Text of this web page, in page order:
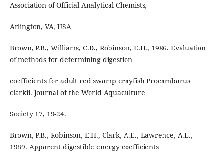
Association of Official Analytical Chemists,
Arlington, VA, USA
Brown, P.B., Williams, C.D., Robinson, E.H., 1986. Evaluation
of methods for determining digestion
coefficients for adult red swamp crayfish Procambarus
clarkii. Journal of the World Aquaculture
Society 17, 19-24.
Brown, P.B., Robinson, E.H., Clark, A.E., Lawrence, A.L.,
1989. Apparent digestible energy coefficients